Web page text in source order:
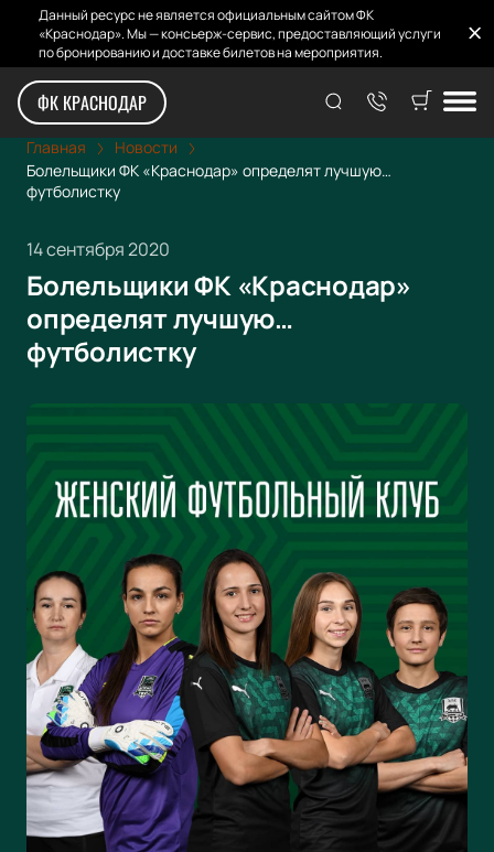
Данный ресурс не является официальным сайтом ФК
«Краснодар». Мы — консьерж-сервис, предоставляющий услуги
по бронированию и доставке билетов на мероприятия.
ФК КРАСНОДАР
Главная
Новости
Болельщики ФК «Краснодар» определят лучшую…
футболистку
14 сентября 2020
Болельщики ФК «Краснодар»
определят лучшую…
футболистку